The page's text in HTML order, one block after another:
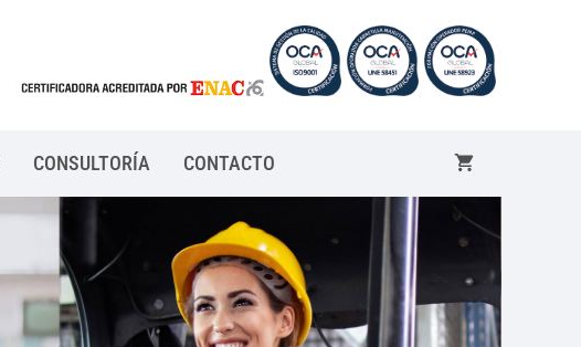
CONSULTORÍA CONTACTO